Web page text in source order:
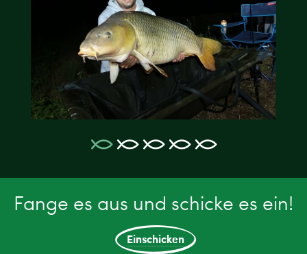
Fange es aus und schicke es ein!
Einschicken